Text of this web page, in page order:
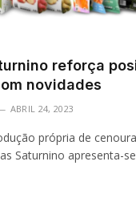
reforça
novidades
ABRIL 24, 2023
própria de
Saturnino apresenta-